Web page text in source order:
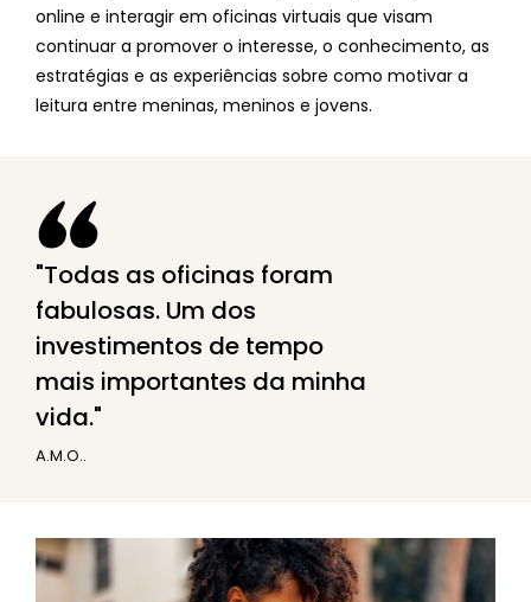
online e interagir em oficinas virtuais que visam
continuar a promover o interesse, o conhecimento, as
estratégias e as experiências sobre como motivar a
leitura entre meninas, meninos e jovens.
Todas as oficinas foram
fabulosas. Um dos
investimentos de tempo
mais importantes da minha
vida.
A.M.O..